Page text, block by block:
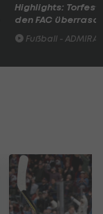
Highlights:
den FAC
Fußball -